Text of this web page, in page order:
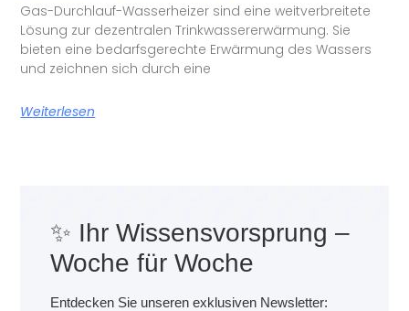
Gas-Durchlauf-Wasserheizer sind eine weitverbreitete
Lösung zur dezentralen Trinkwassererwärmung. Sie
bieten eine bedarfsgerechte Erwärmung des Wassers
und zeichnen sich durch eine
Weiterlesen
✨ Ihr Wissensvorsprung –
Woche für Woche
Entdecken Sie unseren exklusiven Newsletter: